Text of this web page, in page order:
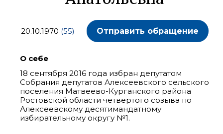
20.10.1970 (55) Отправить обращение
О себе
18 сентября 2016 года избран депутатом
Собрания депутатов Алексеевского сельского
поселения Матвеево-Курганского района
Ростовской области четвертого созыва по
Алексеевскому десятимандатному
избирательному округу №1.